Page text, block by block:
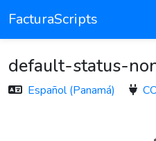
FacturaScripts
default-status-
Español (Panamá)